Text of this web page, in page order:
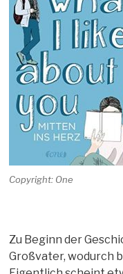
Copyright: One
Zu Beginn der
Großvater, wodurch